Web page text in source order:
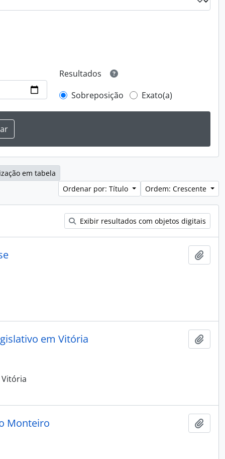
Resultados
Sobreposição
Exato(a)
em tabela
Ordenar por: Título
Ordem: Crescente
Exibir resultados com objetos digitais
em Vitória
Vitória
Monteiro